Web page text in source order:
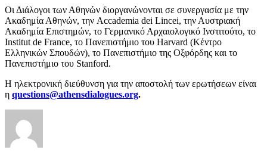
Οι Διάλογοι των Αθηνών διοργανώνονται σε συνεργασία με την
Ακαδημία Αθηνών, την Accademia dei Lincei, την Αυστριακή
Ακαδημία Επιστημών, το Γερμανικό Αρχαιολογικό Ινστιτούτο, το
Institut de France, το Πανεπιστήμιο του Harvard (Κέντρο
Ελληνικών Σπουδών), το Πανεπιστήμιο της Οξφόρδης και το
Πανεπιστήμιο του Stanford.
Η ηλεκτρονική διεύθυνση για την αποστολή των ερωτήσεων είναι
η questions@athensdialogues.org.